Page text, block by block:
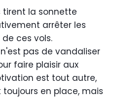
tirent la sonnette
arrêter les
ces vols.
pas de vandaliser
faire plaisir aux
est tout autre,
en place, mais